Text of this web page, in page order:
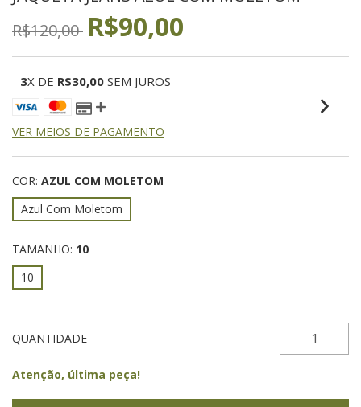
R$120,00 R$90,00
3X DE R$30,00 SEM JUROS
VER MEIOS DE PAGAMENTO
COR: AZUL COM MOLETOM
Azul Com Moletom
TAMANHO: 10
10
QUANTIDADE
Atenção, última peça!